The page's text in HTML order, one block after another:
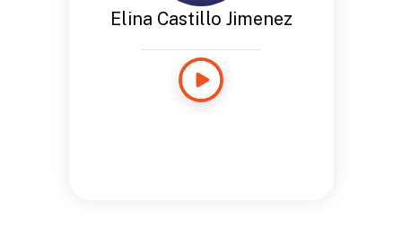
Elina Castillo Jimenez